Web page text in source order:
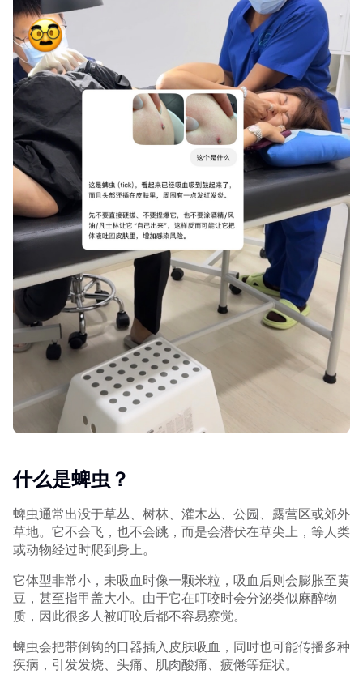
什么是蜱虫？
蜱虫通常出没于草丛、树林、灌木丛、公园、露营区或郊外
草地。它不会飞，也不会跳，而是会潜伏在草尖上，等人类
或动物经过时爬到身上。
它体型非常小，未吸血时像一颗米粒，吸血后则会膨胀至黄
豆，甚至指甲盖大小。由于它在叮咬时会分泌类似麻醉物
质，因此很多人被叮咬后都不容易察觉。
蜱虫会把带倒钩的口器插入皮肤吸血，同时也可能传播多种
疾病，引发发烧、头痛、肌肉酸痛、疲倦等症状。